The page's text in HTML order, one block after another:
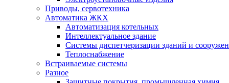
Приводы, сервотехника
Автоматика ЖКХ
Автоматизация котельных
Интеллектуальное здание
Системы диспетчеризации зданий и
Теплоснабжение
Встраиваемые системы
Разное